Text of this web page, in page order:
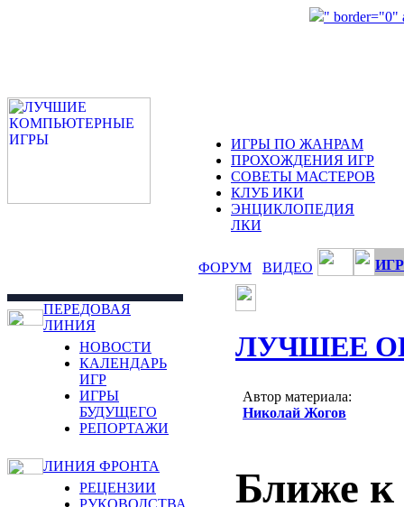
" border="0"
ИГРЫ ПО ЖАНРАМ
ПРОХОЖДЕНИЯ ИГР
СОВЕТЫ МАСТЕРОВ
КЛУБ ИКИ
ЭНЦИКЛОПЕДИЯ
ЛКИ
ФОРУМ ВИДЕО
ПЕРЕДОВАЯ
ЛИНИЯ
НОВОСТИ
КАЛЕНДАРЬ
ИГР
ИГРЫ
БУДУЩЕГО
РЕПОРТАЖИ
ЛИНИЯ ФРОНТА
РЕЦЕНЗИИ
РУКОВОДСТВА
ЛУЧШЕЕ
Автор материала:
Николай Жогов
Ближе к